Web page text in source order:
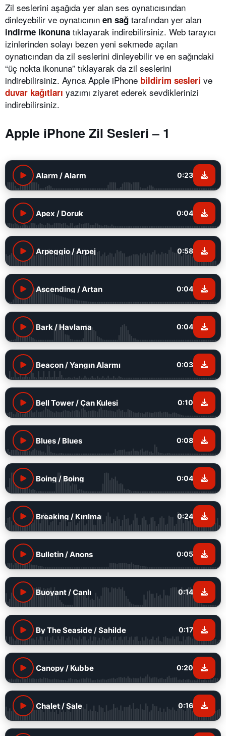
Zil seslerini aşağıda yer alan ses oynatıcısından
dinleyebilir ve oynatıcının en sağ tarafından yer alan
indirme ikonuna tıklayarak indirebilirsiniz. Web tarayıcı
izinlerinden solayı bezen yeni sekmede açılan
oynatıcından da zil seslerini dinleyebilir ve en sağındaki
“üç nokta ikonuna” tıklayarak da zil seslerini
indirebilirsiniz. Ayrıca Apple iPhone bildirim sesleri ve
duvar kağıtları yazımı ziyaret ederek sevdiklerinizi
indirebilirsiniz.
Apple iPhone Zil Sesleri – 1
Alarm / Alarm 0:23
Apex / Doruk 0:04
Arpeggio / Arpej 0:58
Ascending / Artan 0:04
Bark / Havlama 0:04
Beacon / Yangın Alarmı 0:03
Bell Tower / Çan Kulesi 0:10
Blues / Blues 0:08
Boing / Boing 0:04
Breaking / Kırılma 0:24
Bulletin / Anons 0:05
Buoyant / Canlı 0:14
By The Seaside / Sahilde 0:17
Canopy / Kubbe 0:20
Chalet / Şale 0:16